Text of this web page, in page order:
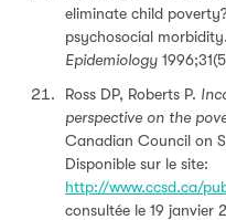
eliminate child
psychosocial morbidity.
Epidemiology
Ross DP, Roberts P.
perspective on the
Canadian Council on
Disponible sur le site:
http://www.ccsd.ca/
consultée le 19 janvier